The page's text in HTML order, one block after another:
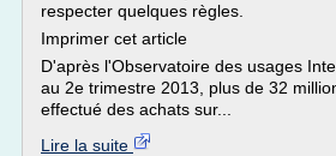
respecter quelques règles.
Imprimer cet article
D'après l'Observatoire des usages
au 2e trimestre 2013, plus de 32
effectué des achats sur...
Lire la suite